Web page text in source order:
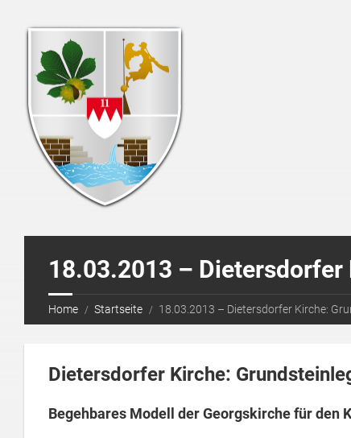
18.03.2013 –
Home Startseite 18.03.2013 – Dietersdorfer Kirche:
Dietersdorfer Kirche:
Begehbares Modell der Georgskirche für den